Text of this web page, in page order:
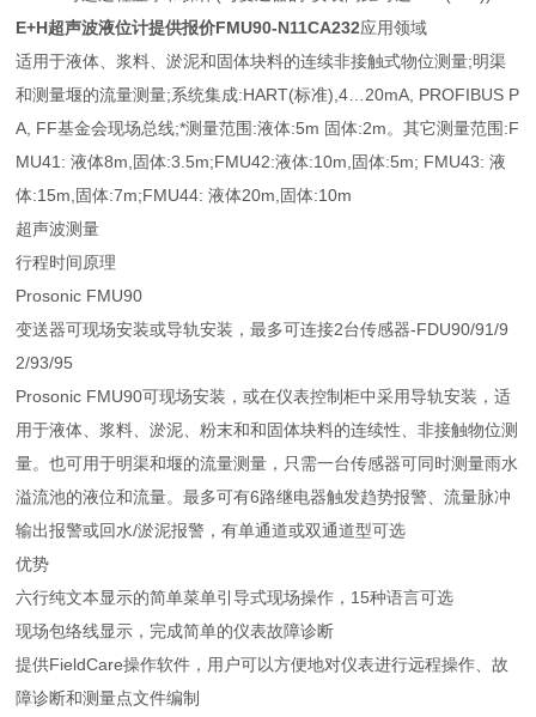
E+H超声波液位计提供报价FMU90-N11CA232应用领域
适用于液体、浆料、淤泥和固体块料的连续非接触式物位测量;明渠
和测量堰的流量测量;系统集成:HART(标准),4…20mA, PROFIBUS P
A, FF基金会现场总线;*测量范围:液体:5m 固体:2m。其它测量范围:F
MU41: 液体8m,固体:3.5m;FMU42:液体:10m,固体:5m; FMU43: 液
体:15m,固体:7m;FMU44: 液体20m,固体:10m
超声波测量
行程时间原理
Prosonic FMU90
变送器可现场安装或导轨安装，最多可连接2台传感器-FDU90/91/9
2/93/95
Prosonic FMU90可现场安装，或在仪表控制柜中采用导轨安装，适
用于液体、浆料、淤泥、粉末和和固体块料的连续性、非接触物位测
量。也可用于明渠和堰的流量测量，只需一台传感器可同时测量雨水
溢流池的液位和流量。最多可有6路继电器触发趋势报警、流量脉冲
输出报警或回水/淤泥报警，有单通道或双通道型可选
优势
六行纯文本显示的简单菜单引导式现场操作，15种语言可选
现场包络线显示，完成简单的仪表故障诊断
提供FieldCare操作软件，用户可以方便地对仪表进行远程操作、故
障诊断和测量点文件编制